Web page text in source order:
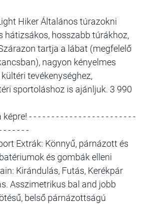
Hiker Általános túrazokni
hátizsákos, hosszabb túrákhoz,
tartja a lábat (megfelelő
nagyon kényelmes
tevékenységhez,
sportoláshoz is ajánljuk. 3 990
- - - - - - - - - - - - - - - - - - - - - - - -
- - - - - -
Extrák: Könnyű, párnázott és
és gombák elleni
Kirándulás, Futás, Kerékpár
Asszimetrikus bal and jobb
belső párnázottságú